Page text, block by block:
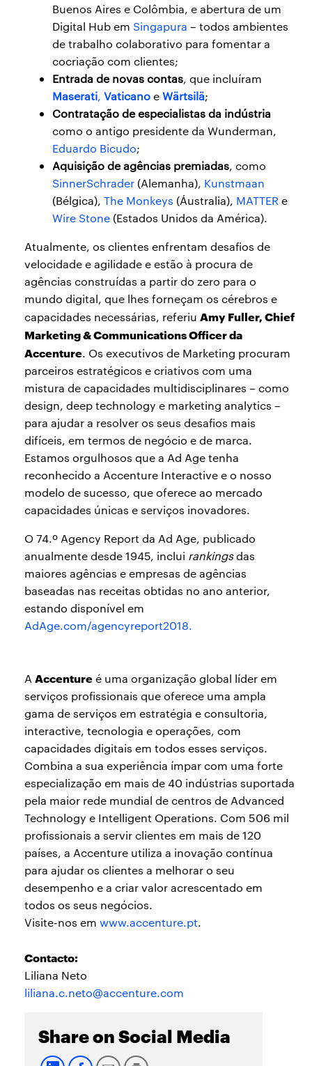
Buenos Aires e Colômbia, e abertura de um
Digital Hub em Singapura – todos ambientes
de trabalho colaborativo para fomentar a
cocriação com clientes;
Entrada de novas contas, que incluíram
Maserati, VaticanoeWärtsilä;
Contratação de especialistas da indústria
como o antigo presidente da Wunderman,
Eduardo Bicudo;
Aquisição de agências premiadas, como
SinnerSchrader (Alemanha), Kunstmaan
(Bélgica), The Monkeys (Áustralia), MATTER e
Wire Stone (Estados Unidos da América).
Atualmente, os clientes enfrentam desafios de
velocidade e agilidade e estão à procura de
agências construídas a partir do zero para o
mundo digital, que lhes forneçam os cérebros e
capacidades necessárias, referiu Amy Fuller, Chief
Marketing & Communications Officer da
Accenture. Os executivos de Marketing procuram
parceiros estratégicos e criativos com uma
mistura de capacidades multidisciplinares – como
design, deep technology e marketing analytics –
para ajudar a resolver os seus desafios mais
difíceis, em termos de negócio e de marca.
Estamos orgulhosos que a Ad Age tenha
reconhecido a Accenture Interactive e o nosso
modelo de sucesso, que oferece ao mercado
capacidades únicas e serviços inovadores.
O 74.º Agency Report da Ad Age, publicado
anualmente desde 1945, inclui rankingsdas
maiores agências e empresas de agências
baseadas nas receitas obtidas no ano anterior,
estando disponível em
AdAge.com/agencyreport2018.
A Accentureé uma organização global líder em
serviços profissionais que oferece uma ampla
gama de serviços em estratégia e consultoria,
interactive, tecnologia e operações, com
capacidades digitais em todos esses serviços.
Combina a sua experiência ímpar com uma forte
especialização em mais de 40 indústrias suportada
pela maior rede mundial de centros de Advanced
Technology e Intelligent Operations. Com 506 mil
profissionais a servir clientes em mais de 120
países, a Accenture utiliza a inovação contínua
para ajudar os clientes a melhorar o seu
desempenho e a criar valor acrescentado em
todos os seus negócios.
Visite-nos em www.accenture.pt.
Contacto:
Liliana Neto
liliana.c.neto@accenture.com
Share on Social Media